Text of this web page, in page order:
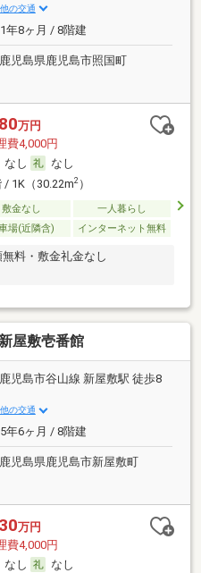
の交通
年8ヶ月 / 8階建
鹿児島県鹿児島市照国町
万円
費4,000円
なし
なし
/ 1K（30.22m2）
敷金なし
一人暮らし
場(近隣含) インターネット無料
料・敷金礼金なし
屋敷壱番館
鹿児島市谷山線 新屋敷駅 徒歩8
の交通
年6ヶ月 / 8階建
鹿児島県鹿児島市新屋敷町
万円
費4,000円
なし
なし